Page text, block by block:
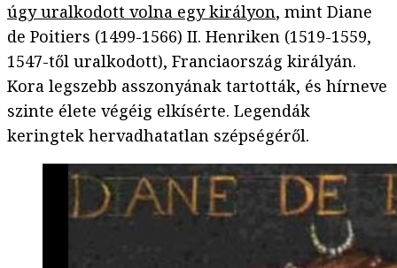
úgy uralkodott volna egy királyon, mint Diane
de Poitiers (1499-1566) II. Henriken (1519-1559,
1547-től uralkodott), Franciaország királyán.
Kora legszebb asszonyának tartották, és hírneve
szinte élete végéig elkísérte. Legendák
keringtek hervadhatatlan szépségéről.